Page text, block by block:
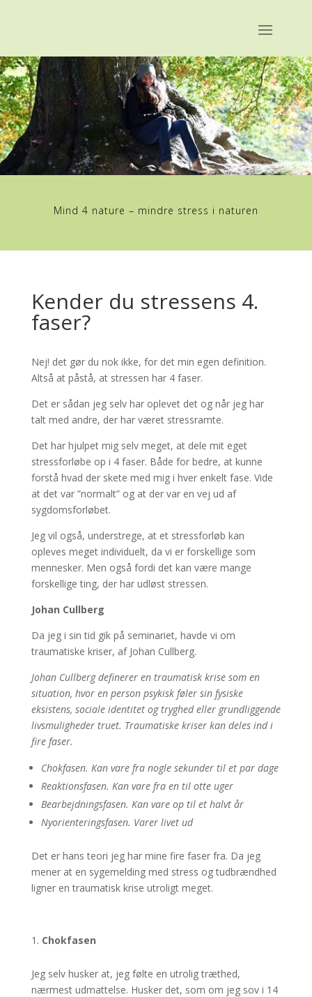
Mind 4 nature – mindre stress i naturen
Kender du stressens 4.
faser?
Nej! det gør du nok ikke, for det min egen definition.
Altså at påstå, at stressen har 4 faser.
Det er sådan jeg selv har oplevet det og når jeg har
talt med andre, der har været stressramte.
Det har hjulpet mig selv meget, at dele mit eget
stressforløbe op i 4 faser. Både for bedre, at kunne
forstå hvad der skete med mig i hver enkelt fase. Vide
at det var ”normalt” og at der var en vej ud af
sygdomsforløbet.
Jeg vil også, understrege, at et stressforløb kan
opleves meget individuelt, da vi er forskellige som
mennesker. Men også fordi det kan være mange
forskellige ting, der har udløst stressen.
Johan Cullberg
Da jeg i sin tid gik på seminariet, havde vi om
traumatiske kriser, af Johan Cullberg.
Johan Cullberg definerer en traumatisk krise som en
situation, hvor en person psykisk føler sin fysiske
eksistens, sociale identitet og tryghed eller grundliggende
livsmuligheder truet. Traumatiske kriser kan deles ind i
fire faser.
Chokfasen. Kan vare fra nogle sekunder til et par dage
Reaktionsfasen. Kan vare fra en til otte uger
Bearbejdningsfasen. Kan vare op til et halvt år
Nyorienteringsfasen. Varer livet ud
Det er hans teori jeg har mine fire faser fra. Da jeg
mener at en sygemelding med stress og tudbrændhed
ligner en traumatisk krise utroligt meget.
Chokfasen
Jeg selv husker at, jeg følte en utrolig træthed,
nærmest udmattelse. Husker det, som om jeg sov i 14